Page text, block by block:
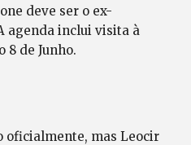
deve ser o ex-
agenda inclui visita à
8 de Junho.
oficialmente, mas Leocir